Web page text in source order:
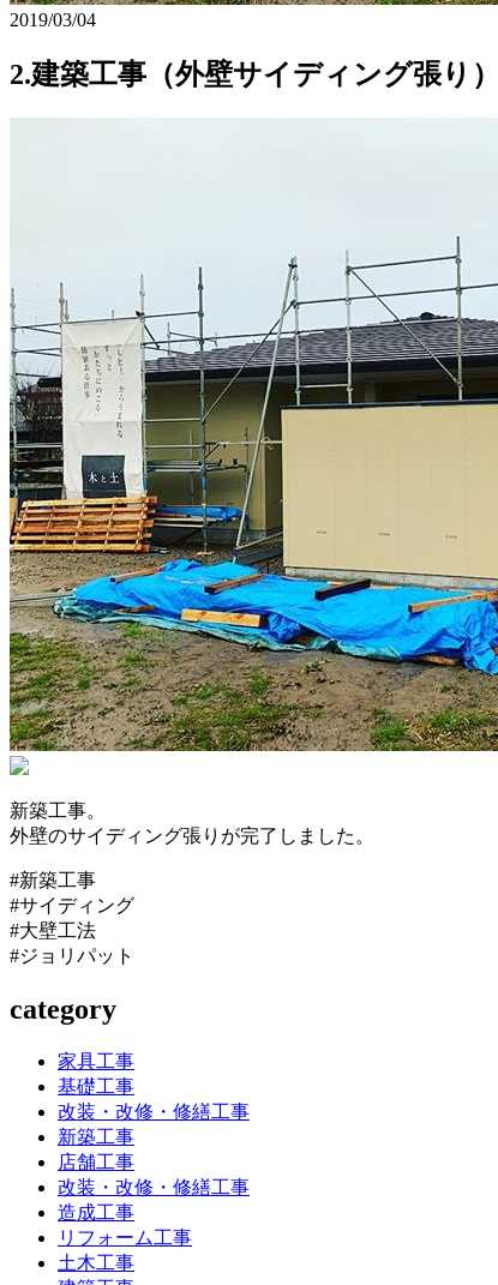
2019/03/04
2.建築工事（外壁サイディング張り）
新築工事。
外壁のサイディング張りが完了しました。
#新築工事
#サイディング
#大壁工法
#ジョリパット
category
家具工事
基礎工事
改装・改修・修繕工事
新築工事
店舗工事
改装・改修・修繕工事
造成工事
リフォーム工事
土木工事